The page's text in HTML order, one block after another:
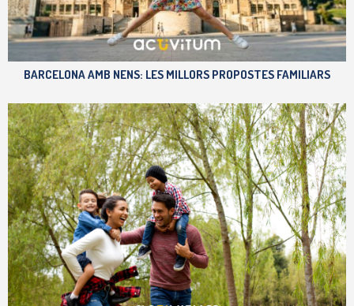
BARCELONA AMB NENS: LES MILLORS PROPOSTES FAMILIARS